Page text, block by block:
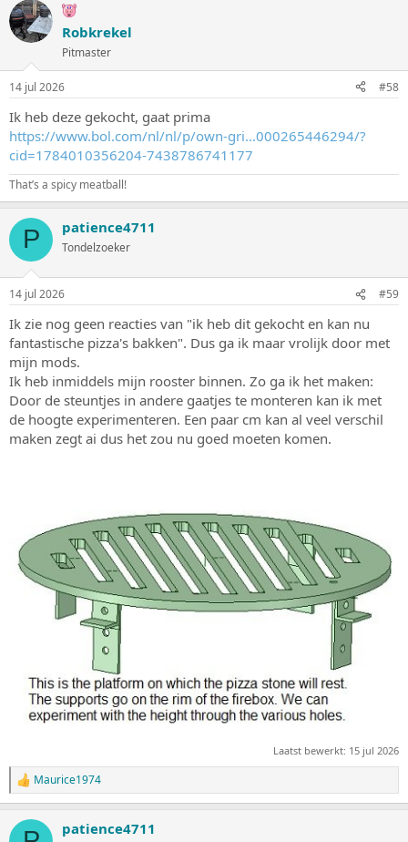
r
d
e
i
n
g
e
n
:
Robkrekel
Pitmaster
14 jul 2026 #58
Ik heb deze gekocht, gaat prima
https://www.bol.com/nl/nl/p/own-gri...000265446294/?
cid=1784010356204-7438786741177
That’s a spicy meatball!
P patience4711
Tondelzoeker
14 jul 2026 #59
Ik zie nog geen reacties van "ik heb dit gekocht en kan nu
fantastische pizza's bakken". Dus ga ik maar vrolijk door met
mijn mods.
Ik heb inmiddels mijn rooster binnen. Zo ga ik het maken:
Door de steuntjes in andere gaatjes te monteren kan ik met
de hoogte experimenteren. Een paar cm kan al veel verschil
maken zegt ai dus het zou nu goed moeten komen.
Laatst bewerkt: 15 jul 2026
W
a
r
Maurice1974
patience4711